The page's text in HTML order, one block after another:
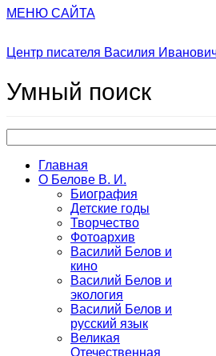
МЕНЮ САЙТА
Центр писателя Василия
Умный поиск
Главная
О Белове В. И.
Биография
Детские годы
Творчество
Фотоархив
Василий Белов и
кино
Василий Белов и
экология
Василий Белов и
русский язык
Великая
Отечественная